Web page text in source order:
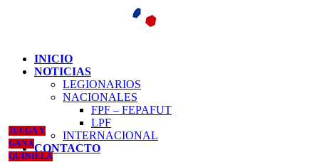
INICIO
NOTICIAS
LEGIONARIOS
NACIONALES
FPF – FEPAFUT
LPF
INTERNACIONAL
CONTACTO
JUEGA Y
GANA
QUINIELA